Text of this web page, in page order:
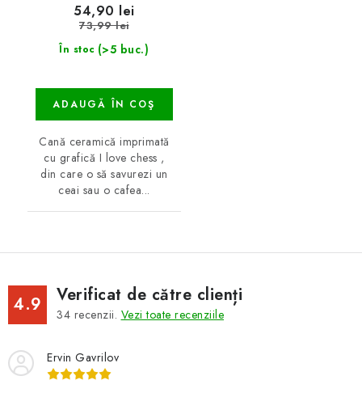
În stoc (>5 buc.)
54,90 lei
73,99 lei
ADAUGĂ ÎN COŞ
Cană ceramică imprimată
cu grafică I love chess ,
din care o să savurezi un
ceai sau o cafea...
4.9 Verificat de către clienți
34 recenzii. Vezi toate recenziile
Ervin Gavrilov